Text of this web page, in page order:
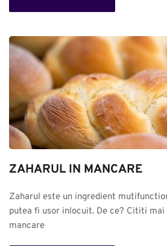
ZAHARUL IN MANCARE
Zaharul este un ingredient
putea fi usor inlocuit. De ce? Cititi
mancare